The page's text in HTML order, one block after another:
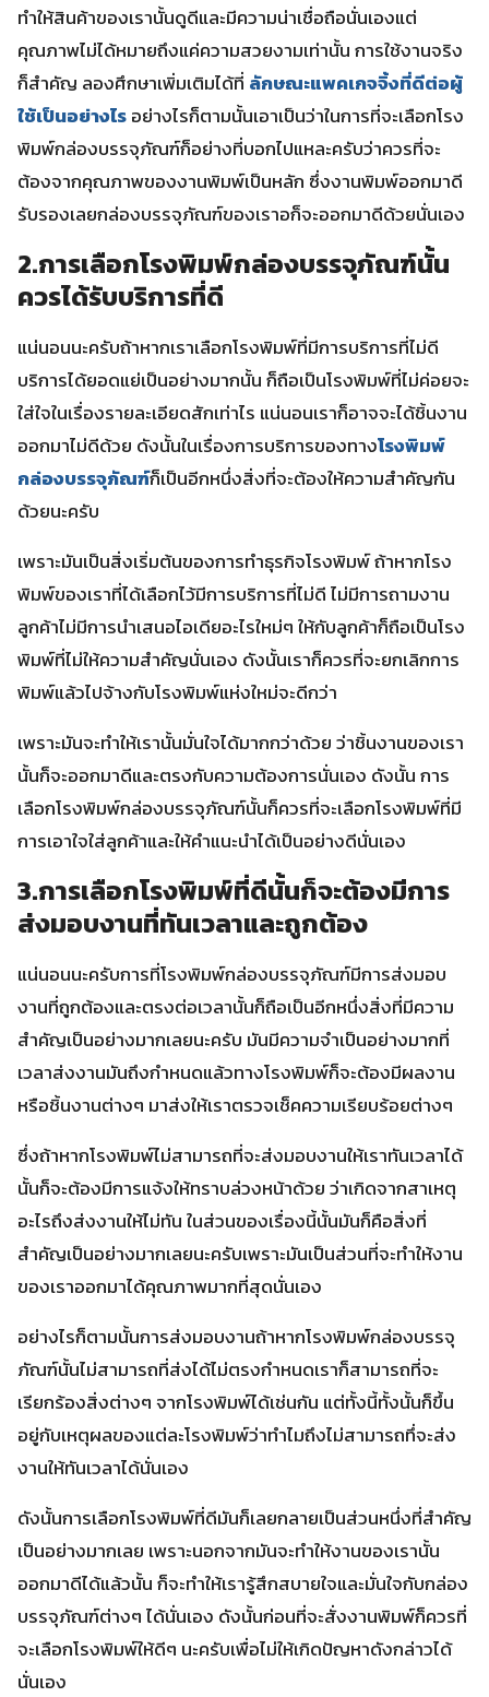
ทำให้สินค้าของเรานั้นดูดีและมีความน่าเชื่อถือนั่นเองแต่
คุณภาพไม่ได้หมายถึงแค่ความสวยงามเท่านั้น การใช้งานจริง
ก็สำคัญ ลองศึกษาเพิ่มเติมได้ที่ ลักษณะแพคเกจจิ้งที่ดีต่อผู้
ใช้เป็นอย่างไรอย่างไรก็ตามนั้นเอาเป็นว่าในการที่จะเลือกโรง
พิมพ์กล่องบรรจุภัณฑ์ก็อย่างที่บอกไปแหละครับว่าควรที่จะ
ต้องจากคุณภาพของงานพิมพ์เป็นหลัก ซึ่งงานพิมพ์ออกมาดี
รับรองเลยกล่องบรรจุภัณฑ์ของเราอก็จะออกมาดีด้วยนั่นเอง
2.การเลือกโรงพิมพ์กล่องบรรจุภัณฑ์นั้น
ควรได้รับบริการที่ดี
แน่นอนนะครับถ้าหากเราเลือกโรงพิมพ์ที่มีการบริการที่ไม่ดี
บริการได้ยอดแย่เป็นอย่างมากนั้น ก็ถือเป็นโรงพิมพ์ที่ไม่ค่อยจะ
ใส่ใจในเรื่องรายละเอียดสักเท่าไร แน่นอนเราก็อาจจะได้ชิ้นงาน
ออกมาไม่ดีด้วย ดังนั้นในเรื่องการบริการของทางโรงพิมพ์
กล่องบรรจุภัณฑ์ก็เป็นอีกหนึ่งสิ่งที่จะต้องให้ความสำคัญกัน
ด้วยนะครับ
เพราะมันเป็นสิ่งเริ่มต้นของการทำธุรกิจโรงพิมพ์ ถ้าหากโรง
พิมพ์ของเราที่ได้เลือกไว้มีการบริการที่ไม่ดี ไม่มีการถามงาน
ลูกค้าไม่มีการนำเสนอไอเดียอะไรใหม่ๆ ให้กับลูกค้าก็ถือเป็นโรง
พิมพ์ที่ไม่ให้ความสำคัญนั่นเอง ดังนั้นเราก็ควรที่จะยกเลิกการ
พิมพ์แล้วไปจ้างกับโรงพิมพ์แห่งใหม่จะดีกว่า
เพราะมันจะทำให้เรานั้นมั่นใจได้มากกว่าด้วย ว่าชิ้นงานของเรา
นั้นก็จะออกมาดีและตรงกับความต้องการนั่นเอง ดังนั้น การ
เลือกโรงพิมพ์กล่องบรรจุภัณฑ์นั้นก็ควรที่จะเลือกโรงพิมพ์ที่มี
การเอาใจใส่ลูกค้าและให้คำแนะนำได้เป็นอย่างดีนั่นเอง
3.การเลือกโรงพิมพ์ที่ดีนั้นก็จะต้องมีการ
ส่งมอบงานที่ทันเวลาและถูกต้อง
แน่นอนนะครับการที่โรงพิมพ์กล่องบรรจุภัณฑ์มีการส่งมอบ
งานที่ถูกต้องและตรงต่อเวลานั้นก็ถือเป็นอีกหนึ่งสิ่งที่มีความ
สำคัญเป็นอย่างมากเลยนะครับ มันมีความจำเป็นอย่างมากที่
เวลาส่งงานมันถึงกำหนดแล้วทางโรงพิมพ์ก็จะต้องมีผลงาน
หรือชิ้นงานต่างๆ มาส่งให้เราตรวจเช็คความเรียบร้อยต่างๆ
ซึ่งถ้าหากโรงพิมพ์ไม่สามารถที่จะส่งมอบงานให้เราทันเวลาได้
นั้นก็จะต้องมีการแจ้งให้ทราบล่วงหน้าด้วย ว่าเกิดจากสาเหตุ
อะไรถึงส่งงานให้ไม่ทัน ในส่วนของเรื่องนี้นั้นมันก็คือสิ่งที่
สำคัญเป็นอย่างมากเลยนะครับเพราะมันเป็นส่วนที่จะทำให้งาน
ของเราออกมาได้คุณภาพมากที่สุดนั่นเอง
อย่างไรก็ตามนั้นการส่งมอบงานถ้าหากโรงพิมพ์กล่องบรรจุ
ภัณฑ์นั้นไม่สามารถที่ส่งได้ไม่ตรงกำหนดเราก็สามารถที่จะ
เรียกร้องสิ่งต่างๆ จากโรงพิมพ์ได้เช่นกัน แต่ทั้งนี้ทั้งนั้นก็ขึ้น
อยู่กับเหตุผลของแต่ละโรงพิมพ์ว่าทำไมถึงไม่สามารถทึ่จะส่ง
งานให้ทันเวลาได้นั่นเอง
ดังนั้นการเลือกโรงพิมพ์ที่ดีมันก็เลยกลายเป็นส่วนหนึ่งที่สำคัญ
เป็นอย่างมากเลย เพราะนอกจากมันจะทำให้งานของเรานั้น
ออกมาดีได้แล้วนั้น ก็จะทำให้เรารู้สึกสบายใจและมั่นใจกับกล่อง
บรรจุภัณฑ์ต่างๆ ได้นั่นเอง ดังนั้นก่อนที่จะสั่งงานพิมพ์ก็ควรที่
จะเลือกโรงพิมพ์ให้ดีๆ นะครับเพื่อไม่ให้เกิดปัญหาดังกล่าวได้
นั่นเอง